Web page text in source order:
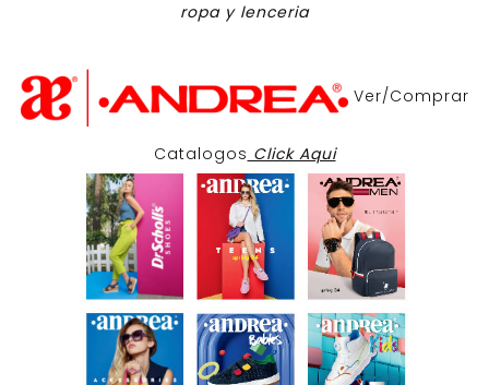
ropa y lenceria
Ver/Comprar
Catalogos Click Aqui